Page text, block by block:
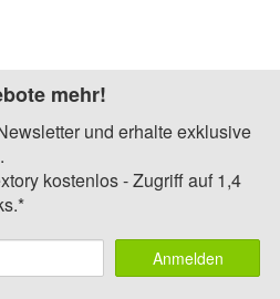
mehr!
und erhalte exklusive
kostenlos - Zugriff auf 1,4
Anmelden